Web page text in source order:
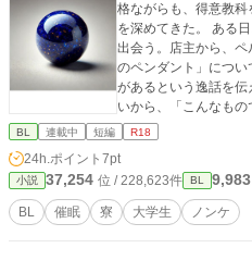
格ながらも、得意教
を深めてきた。 ある日、智己は京都の街で不思議な骨董屋と
出会う。店主から、ペ
のペンダント」につ
があるという逸話を
いから、「こんなも
こか期待してこのペンダン
力があることに気づく
ると錯覚させ、拓也
んだ。
BL 連載中 短編 R18
24h.ポイント 7pt
小説 37,254 位 / 228,623件 BL 9,983
BL 催眠 寮 大学生 ノンケ